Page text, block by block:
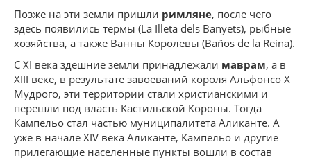
Позже на эти земли пришли римляне, после чего
здесь появились термы (La Illeta dels Banyets), рыбные
хозяйства, а также Ванны Королевы (Baños de la Reina).
С XI века здешние земли принадлежали маврам, а в
XIII веке, в результате завоеваний короля Альфонсо X
Мудрого, эти территории стали христианскими и
перешли под власть Кастильской Короны. Тогда
Кампельо стал частью муниципалитета Аликанте. А
уже в начале XIV века Аликанте, Кампельо и другие
прилегающие населенные пункты вошли в состав